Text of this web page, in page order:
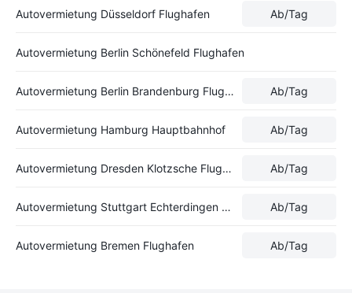
Autovermietung Düsseldorf Flughafen Ab/Tag
Autovermietung Berlin Schönefeld Flughafen
Autovermietung Berlin Brandenburg Flughafen Ab/Tag
Autovermietung Hamburg Hauptbahnhof Ab/Tag
Autovermietung Dresden Klotzsche Flughafen Ab/Tag
Autovermietung Stuttgart Echterdingen Flughafen Ab/Tag
Autovermietung Bremen Flughafen Ab/Tag